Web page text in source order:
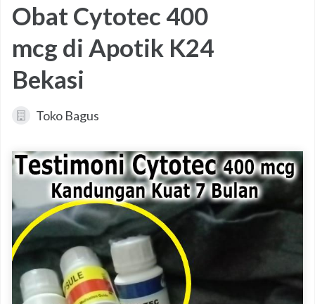
Obat Cytotec 400
mcg di Apotik K24
Bekasi
Toko Bagus